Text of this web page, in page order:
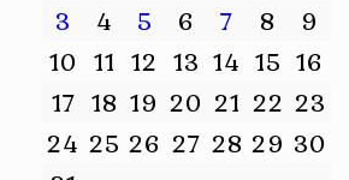
3
4 5 6 7 8
9
10 11 12 13 14 15 16
17 18 19 20 21 22 23
24 25 26 27 28 29 30